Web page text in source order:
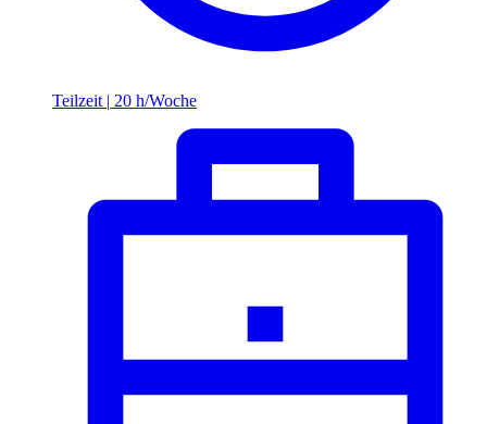
Teilzeit | 20 h/Woche